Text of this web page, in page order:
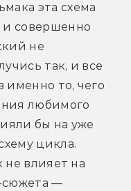
эта схема
и совершенно
не
так, и все
именно то, чего
любимого
бы на уже
цикла.
не влияет на
сюжета —